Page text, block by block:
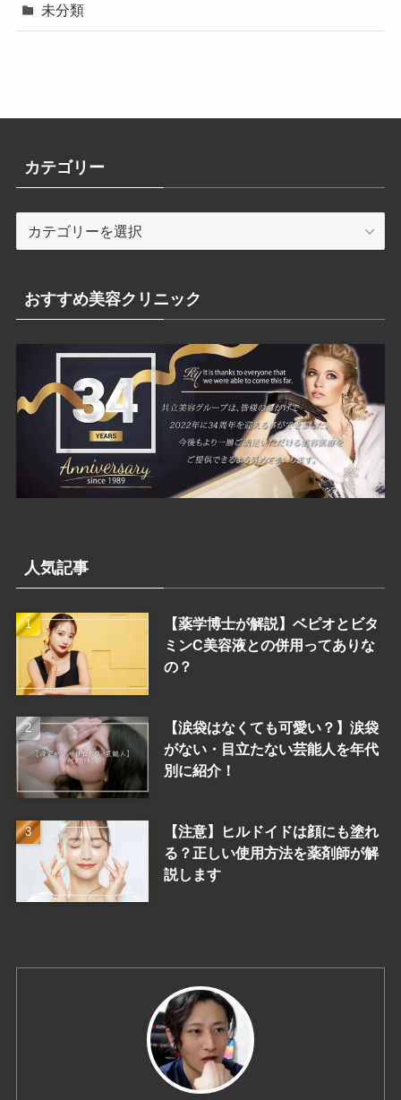
未分類
カテゴリー
テ
リ
ー
おすすめ美容クリニック
人気記事
【薬学博士が解説】ベピオとビタ
ミンC美容液との併用ってありな
の？
【涙袋はなくても可愛い？】涙袋
がない・目立たない芸能人を年代
別に紹介！
【注意】ヒルドイドは顔にも塗れ
る？正しい使用方法を薬剤師が解
説します